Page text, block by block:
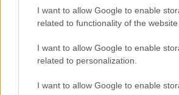
I want to allow Google to enable
related to functionality of the website
I want to allow Google to enable
related to personalization.
I want to allow Google to enable
a ManUtdFanatics.hu